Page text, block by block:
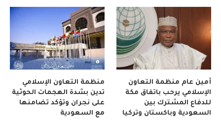
منظمة التعاون الإسلامي
تدين بشدة الهجمات الحوثية
على نجران وتؤكد تضامنها
مع السعودية
أمين عام منظمة التعاون
الإسلامي يرحب باتفاق مكة
للدفاع المشترك بين
السعودية وباكستان وتركيا